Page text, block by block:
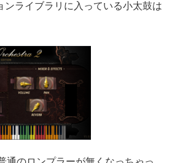
ンライブラリに入っている小太鼓は